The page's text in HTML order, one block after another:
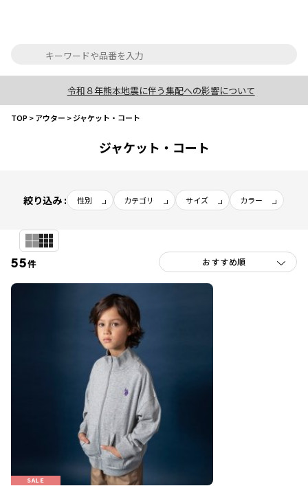
令和８年熊本地震に伴う集配への影響について
TOP>アウター >ジャケット・コート
ジャケット・コート
絞り込み : 性別 カテゴリ サイズ カラー
55件
SALE